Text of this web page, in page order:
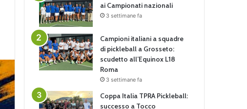
ai Campionati nazionali
3 settimane fa
Campioni italiani a squadre
di pickleball a Grosseto:
scudetto all’Equinox L18
Roma
3 settimane fa
Coppa Italia TPRA Pickleball:
successo a Tocco